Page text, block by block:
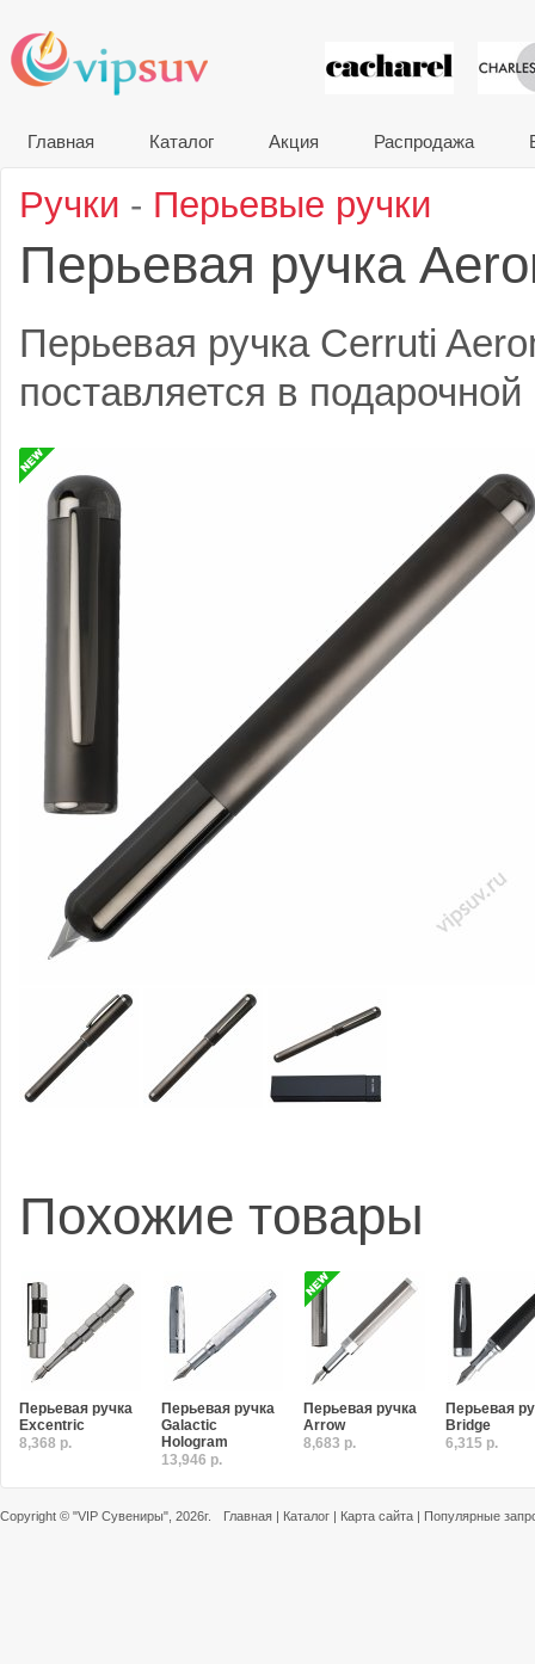
VIP
Главная Каталог Акция Распродажа
Ручки - Перьевые ручки
Перьевая ручка
Перьевая ручка Cerruti
поставляется в
Похожие товары
Перьевая ручка
Excentric
8,368 р.
Перьевая ручка
Galactic
Hologram
13,946 р.
Перьевая ручка
Arrow
8,683 р.
Перьевая
Bridge
6,315 р.
Copyright © "VIP Сувениры" , 2026г. Главная | Каталог | Карта сайта | Популярные